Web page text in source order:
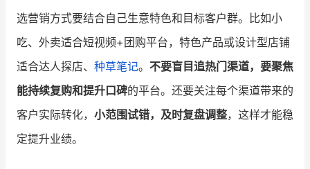
选营销方式要结合自己生意特色和目标客户群。比如小
吃、外卖适合短视频+团购平台，特色产品或设计型店铺
适合达人探店、 种草笔记。 不要盲目追热门渠道，要聚焦
能持续复购和提升口碑的平台。还要关注每个渠道带来的
客户实际转化， 小范围试错，及时复盘调整，这样才能稳
定提升业绩。